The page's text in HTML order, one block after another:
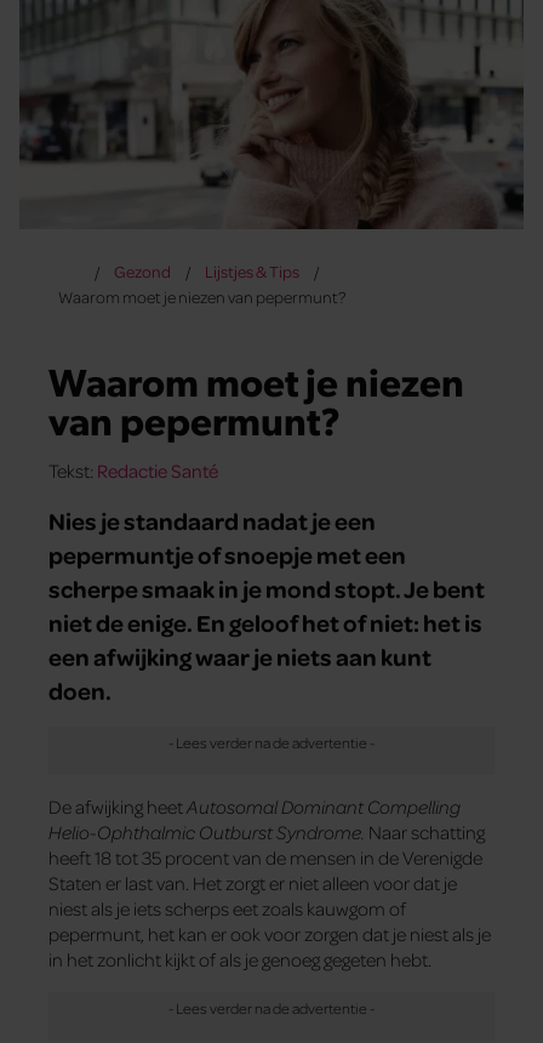
Gezond
Lijstjes & Tips
Waarom moet je niezen van pepermunt?
Waarom moet je niezen
van pepermunt?
Tekst: Redactie Santé
Nies je standaard nadat je een
pepermuntje of snoepje met een
scherpe smaak in je mond stopt. Je bent
niet de enige. En geloof het of niet: het is
een afwijking waar je niets aan kunt
doen.
De afwijking heetAutosomal Dominant Compelling
Helio-Ophthalmic Outburst Syndrome. Naar schatting
heeft 18 tot 35 procent van de mensen in de Verenigde
Staten er last van. Het zorgt er niet alleen voor dat je
niest als je iets scherps eet zoals kauwgom of
pepermunt, het kan er ook voor zorgen dat je niest als je
in het zonlicht kijkt of als je genoeg gegeten hebt.